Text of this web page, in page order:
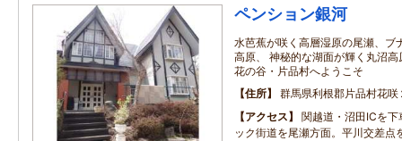
ペンション銀河
水芭蕉が咲く高層湿原の尾瀬、ブ
高原、 神秘的な湖面が輝く丸沼
花の谷・片品村へようこそ
住所
群馬県利根郡片品村花
アクセス
関越道・沼田ICを
ック街道を尾瀬方面。平川交差点